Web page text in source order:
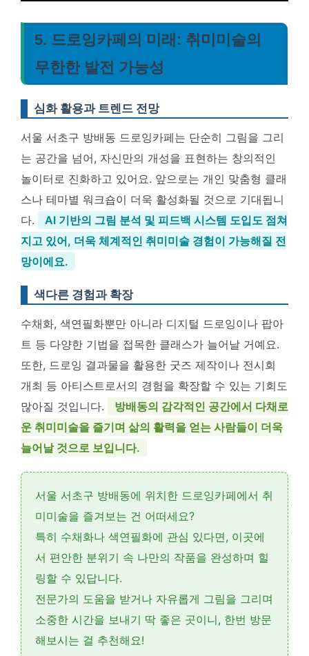
5. 드로잉카페의 미래: 취미미술의
무한한 발전 가능성
심화 활용과 트렌드 전망
서울 서초구 방배동 드로잉카페는 단순히 그림을 그리
는 공간을 넘어, 자신만의 개성을 표현하는 창의적인
놀이터로 진화하고 있어요. 앞으로는 개인 맞춤형 클래
스나 테마별 워크숍이 더욱 활성화될 것으로 기대됩니
다.
AI 기반의 그림 분석 및 피드백 시스템 도입도 점쳐
지고 있어, 더욱 체계적인 취미미술 경험이 가능해질 전
망이에요.
색다른 경험과 확장
수채화, 색연필화뿐만 아니라 디지털 드로잉이나 팝아
트 등 다양한 기법을 접목한 클래스가 늘어날 거예요.
또한, 드로잉 결과물을 활용한 굿즈 제작이나 전시회
개최 등 아티스트로서의 경험을 확장할 수 있는 기회도
많아질 것입니다.
방배동의 감각적인 공간에서 다채로
운 취미미술을 즐기며 삶의 활력을 얻는 사람들이 더욱
늘어날 것으로 보입니다.
서울 서초구 방배동에 위치한 드로잉카페에서 취
미미술을 즐겨보는 건 어떠세요?
특히 수채화나 색연필화에 관심 있다면, 이곳에
서 편안한 분위기 속 나만의 작품을 완성하며 힐
링할 수 있답니다.
전문가의 도움을 받거나 자유롭게 그림을 그리며
소중한 시간을 보내기 딱 좋은 곳이니, 한번 방문
해보시는 걸 추천해요!